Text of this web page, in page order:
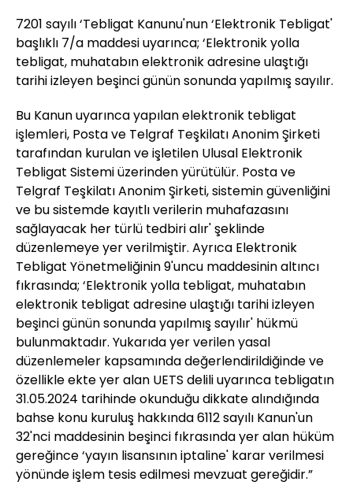
7201 sayılı ‘Tebligat Kanunu'nun ‘Elektronik Tebligat'
başlıklı 7/a maddesi uyarınca; ‘Elektronik yolla
tebligat, muhatabın elektronik adresine ulaştığı
tarihi izleyen beşinci günün sonunda yapılmış sayılır.
Bu Kanun uyarınca yapılan elektronik tebligat
işlemleri, Posta ve Telgraf Teşkilatı Anonim Şirketi
tarafından kurulan ve işletilen Ulusal Elektronik
Tebligat Sistemi üzerinden yürütülür. Posta ve
Telgraf Teşkilatı Anonim Şirketi, sistemin güvenliğini
ve bu sistemde kayıtlı verilerin muhafazasını
sağlayacak her türlü tedbiri alır' şeklinde
düzenlemeye yer verilmiştir. Ayrıca Elektronik
Tebligat Yönetmeliğinin 9'uncu maddesinin altıncı
fıkrasında; ‘Elektronik yolla tebligat, muhatabın
elektronik tebligat adresine ulaştığı tarihi izleyen
beşinci günün sonunda yapılmış sayılır' hükmü
bulunmaktadır. Yukarıda yer verilen yasal
düzenlemeler kapsamında değerlendirildiğinde ve
özellikle ekte yer alan UETS delili uyarınca tebligatın
31.05.2024 tarihinde okunduğu dikkate alındığında
bahse konu kuruluş hakkında 6112 sayılı Kanun'un
32'nci maddesinin beşinci fıkrasında yer alan hüküm
gereğince ‘yayın lisansının iptaline' karar verilmesi
yönünde işlem tesis edilmesi mevzuat gereğidir.”